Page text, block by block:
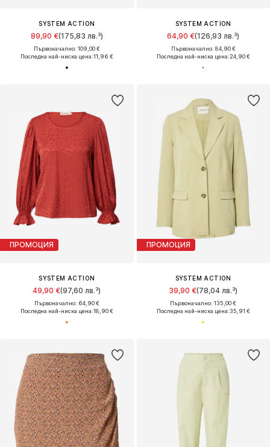
SYSTEM ACTION
89,90 €(175,83 лв.³)
Първоначално: 109,00 €
Последна най-ниска цена:11,96 €
SYSTEM ACTION
64,90 €(126,93 лв.³)
Първоначално: 84,90 €
Последна най-ниска цена:24,90 €
ПРОМОЦИЯ
SYSTEM ACTION
49,90 €(97,60 лв.³)
Първоначално: 64,90 €
Последна най-ниска цена:18,90 €
ПРОМОЦИЯ
SYSTEM ACTION
39,90 €(78,04 лв.³)
Първоначално: 135,00 €
Последна най-ниска цена:35,91 €